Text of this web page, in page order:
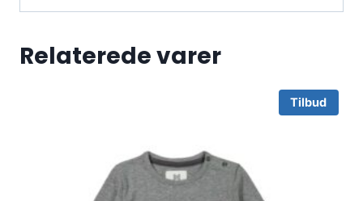
Relaterede varer
Tilbud